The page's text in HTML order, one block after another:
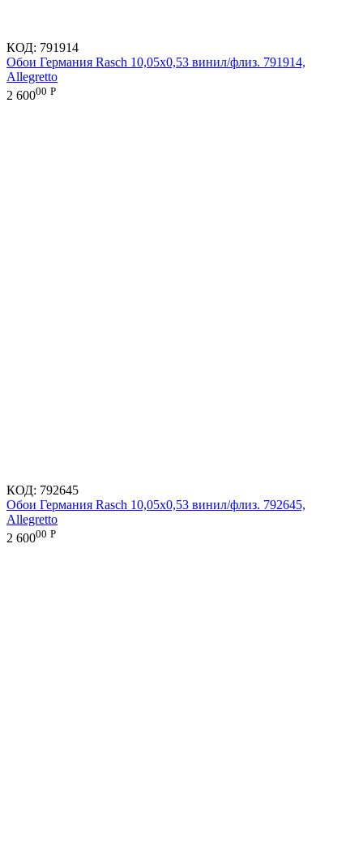
КОД: 791914
Обои Германия Rasch 10,05x0,53 винил/флиз. 791914,
Allegretto
2 60000 Р
КОД: 792645
Обои Германия Rasch 10,05x0,53 винил/флиз. 792645,
Allegretto
2 60000 Р